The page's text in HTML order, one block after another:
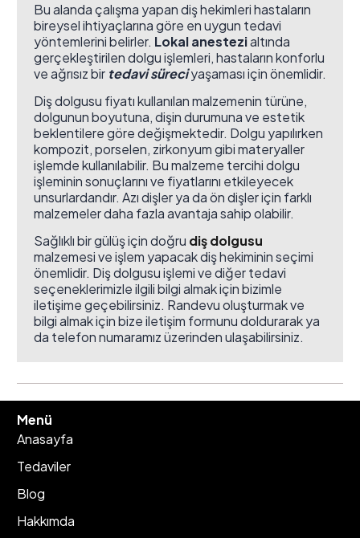
Bu alanda çalışma yapan diş hekimleri hastaların
bireysel ihtiyaçlarına göre en uygun tedavi
yöntemlerini belirler. Lokal anestezialtında
gerçekleştirilen dolgu işlemleri, hastaların konforlu
ve ağrısız bir tedavi süreciyaşaması için önemlidir.
Diş dolgusu fiyatı kullanılan malzemenin türüne,
dolgunun boyutuna, dişin durumuna ve estetik
beklentilere göre değişmektedir. Dolgu yapılırken
kompozit, porselen, zirkonyum gibi materyaller
işlemde kullanılabilir. Bu malzeme tercihi dolgu
işleminin sonuçlarını ve fiyatlarını etkileyecek
unsurlardandır. Azı dişler ya da ön dişler için farklı
malzemeler daha fazla avantaja sahip olabilir.
Sağlıklı bir gülüş için doğru dişdolgusu
malzemesi ve işlem yapacak diş hekiminin seçimi
önemlidir. Diş dolgusu işlemi ve diğer tedavi
seçeneklerimizle ilgili bilgi almak için bizimle
iletişime geçebilirsiniz. Randevu oluşturmak ve
bilgi almak için bize iletişim formunu doldurarak ya
da telefon numaramız üzerinden ulaşabilirsiniz.
Menü
Anasayfa
Tedaviler
Blog
Hakkımda